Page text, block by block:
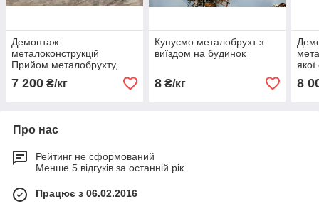
Демонтаж
металоконструкцій
Прийом металобрухту,
Дніпро
7 200 ₴/кг
Купуємо металобрухт з
виїздом на будинок
8₴/кг
якої
8
Про нас
Рейтинг не сформований
Менше 5 відгуків за останній рік
Працює з 06.02.2016